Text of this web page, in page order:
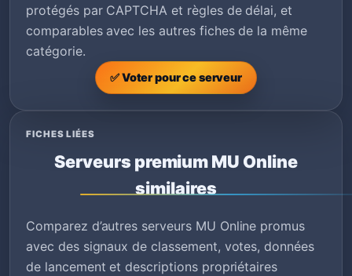
protégés par CAPTCHA et règles de délai, et
comparables avec les autres fiches de la même
catégorie.
✅ Voter pour ce serveur
FICHES LIÉES
Serveurs premium MU Online
similaires
Comparez d’autres serveurs MU Online promus
avec des signaux de classement, votes, données
de lancement et descriptions propriétaires